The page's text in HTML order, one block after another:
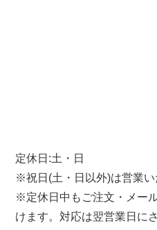
定休日:土・日
※祝日(土・日以外)は営業い
※定休日中もご注文・メー
けます。対応は翌営業日に